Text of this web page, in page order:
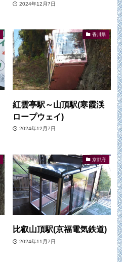
2024年12月7日
香川県
紅雲亭駅～山頂駅(寒霞渓
ロープウェイ)
2024年12月7日
京都府
比叡山頂駅(京福電気鉄道)
2024年11月7日